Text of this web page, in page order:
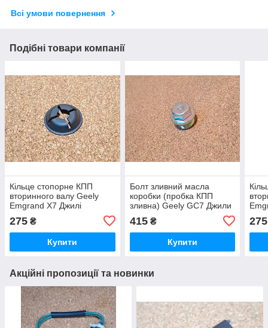
Всі умови повернення
Подібні товари компанії
Кільце стопорне КПП
вторинного валу Geely
Emgrand X7 Джилі
Емгранд Ікс7
275 ₴
Купити
Болт зливний масла
коробки (пробка КПП
зливна) Geely GC7 Джили
415₴
Купити
275
Акційні пропозиції та новинки